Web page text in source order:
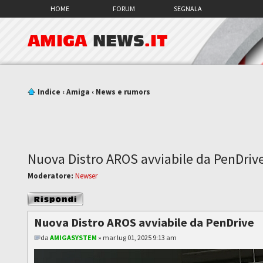
HOME FORUM SEGNALA
AMIGA NEWS.IT
Indice ‹Amiga ‹ News e rumors
Nuova Distro AROS avviabile da
Moderatore: Newser
Rispondi al
messaggio
Nuova Distro AROS avviabile da PenDrive
daAMIGASYSTEM » mar lug 01, 2025 9:13 am